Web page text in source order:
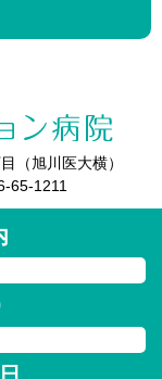
（旭川医大横）
65-1211